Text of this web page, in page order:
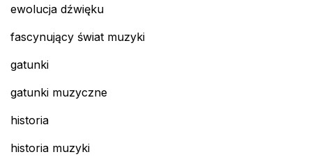
ewolucja dźwięku
fascynujący świat muzyki
gatunki
gatunki muzyczne
historia
historia muzyki